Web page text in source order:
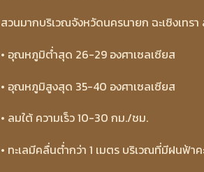
สวนมากบริเวณจังหวัดนครนายก ฉะเชิงเทรา
• อุณหภูมิต่ำสุด 26-29 องศาเซลเซียส
• อุณหภูมิสูงสุด 35-40 องศาเซลเซียส
• ลมใต้ ความเร็ว 10-30 กม./ชม.
• ทะเลมีคลื่นต่ำกว่า 1 เมตร บริเวณที่มีฝนฟ้า